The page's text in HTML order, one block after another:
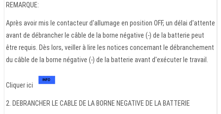
REMARQUE:
Après avoir mis le contacteur d'allumage en position OFF, un délai d'attente
avant de débrancher le câble de la borne négative (-) de la batterie peut
être requis. Dès lors, veiller à lire les notices concernant le débranchement
du câble de la borne négative (-) de la batterie avant d'exécuter le travail.
Cliquer ici
2. DEBRANCHER LE CABLE DE LA BORNE NEGATIVE DE LA BATTERIE